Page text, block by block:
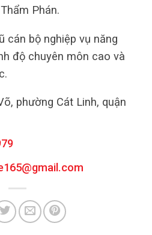
Phán.
cán bộ nghiệp vụ năng
độ chuyên môn cao và
phường Cát Linh, quận